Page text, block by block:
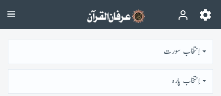
اِنتخاب سورت
اِنتخاب پارہ